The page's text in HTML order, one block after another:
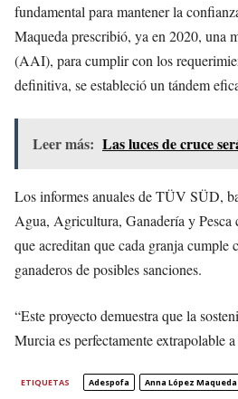
fundamental para mantener la
Maqueda prescribió, ya en 2020, una
(AAI), para cumplir con los
definitiva, se estableció un tándem
Leer más: Las luces de cruce
Los informes anuales de TÜV SÜD,
Agua, Agricultura, Ganadería y
que acreditan que cada granja
ganaderos de posibles sanciones.
“Este proyecto demuestra que la
Murcia es perfectamente extrapolable
ETIQUETAS Adespofa Anna López Maqueda